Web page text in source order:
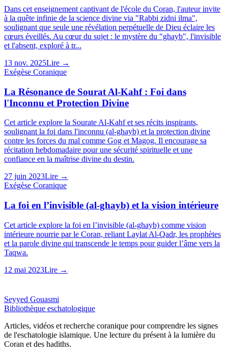
Dans cet enseignement captivant de l'école du Coran, l'auteur invite
à la quête infinie de la science divine via "Rabbi zidni ilma",
soulignant que seule une révélation perpétuelle de Dieu éclaire les
cœurs éveillés. Au cœur du sujet : le mystère du "ghayb", l'invisible
et l'absent, exploré à tr...
13 nov. 2025Lire →
Exégèse Coranique
La Résonance de Sourat Al-Kahf : Foi dans
l'Inconnu et Protection Divine
Cet article explore la Sourate Al-Kahf et ses récits inspirants,
soulignant la foi dans l'inconnu (al-ghayb) et la protection divine
contre les forces du mal comme Gog et Magog. Il encourage sa
récitation hebdomadaire pour une sécurité spirituelle et une
confiance en la maîtrise divine du destin.
27 juin 2023Lire →
Exégèse Coranique
La foi en l’invisible (al-ghayb) et la vision intérieure
Cet article explore la foi en l’invisible (al-ghayb) comme vision
intérieure nourrie par le Coran, reliant Laylat Al-Qadr, les prophètes
et la parole divine qui transcende le temps pour guider l’âme vers la
Taqwa.
12 mai 2023Lire →
Seyyed Gouasmi
Bibliothèque eschatologique
Articles, vidéos et recherche coranique pour comprendre les signes
de l'eschatologie islamique. Une lecture du présent à la lumière du
Coran et des hadiths.